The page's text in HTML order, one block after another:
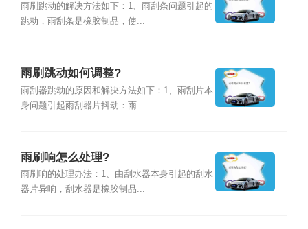
雨刷跳动的解决方法如下：1、雨刮条问题引起的
跳动，雨刮条是橡胶制品，使...
雨刷跳动如何调整?
雨刮器跳动的原因和解决方法如下：1、雨刮片本
身问题引起雨刮器片抖动：雨...
雨刷响怎么处理?
雨刷响的处理办法：1、由刮水器本身引起的刮水
器片异响，刮水器是橡胶制品...